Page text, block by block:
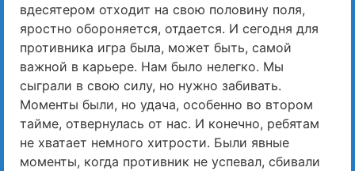
вдесятером отходит на свою половину поля,
яростно обороняется, отдается. И сегодня для
противника игра была, может быть, самой
важной в карьере. Нам было нелегко. Мы
сыграли в свою силу, но нужно забивать.
Моменты были, но удача, особенно во втором
тайме, отвернулась от нас. И конечно, ребятам
не хватает немного хитрости. Были явные
моменты, когда противник не успевал, сбивали